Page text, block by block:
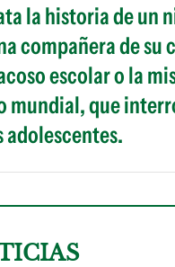
la historia de un
compañera de
escolar o la
mundial, que
adolescentes.